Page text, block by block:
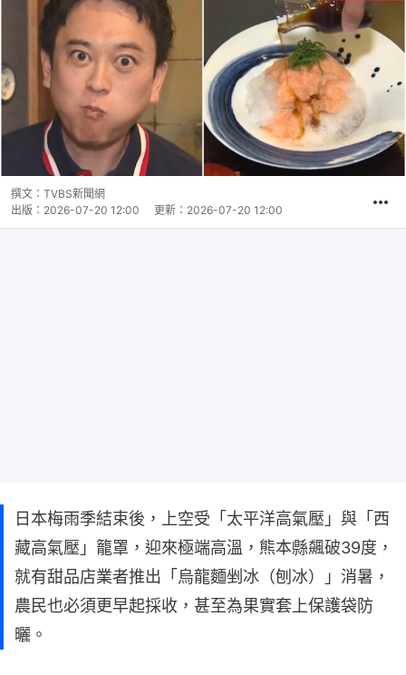
撰文： TVBS新聞網
出版： 2026-07-20 12:00 更新： 2026-07-20 12:00
日本梅雨季結束後，上空受「太平洋高氣壓」與「西
藏高氣壓」籠罩，迎來極端高溫，熊本縣飆破39度，
就有甜品店業者推出「烏龍麵剉冰（刨冰）」消暑，
農民也必須更早起採收，甚至為果實套上保護袋防
曬。